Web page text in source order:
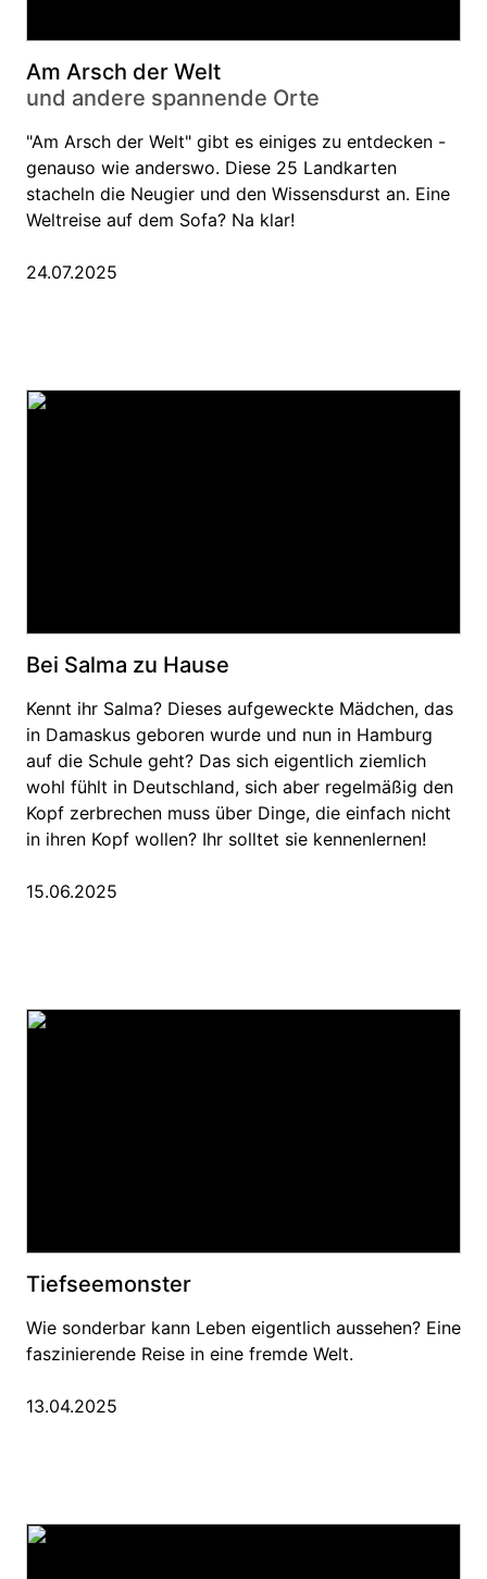
Am Arsch der Welt
und andere spannende Orte
"Am Arsch der Welt" gibt es einiges zu entdecken -
genauso wie anderswo. Diese 25 Landkarten
stacheln die Neugier und den Wissensdurst an. Eine
Weltreise auf dem Sofa? Na klar!
24.07.2025
Bei Salma zu Hause
Kennt ihr Salma? Dieses aufgeweckte Mädchen, das
in Damaskus geboren wurde und nun in Hamburg
auf die Schule geht? Das sich eigentlich ziemlich
wohl fühlt in Deutschland, sich aber regelmäßig den
Kopf zerbrechen muss über Dinge, die einfach nicht
in ihren Kopf wollen? Ihr solltet sie kennenlernen!
15.06.2025
Tiefseemonster
Wie sonderbar kann Leben eigentlich aussehen? Eine
faszinierende Reise in eine fremde Welt.
13.04.2025